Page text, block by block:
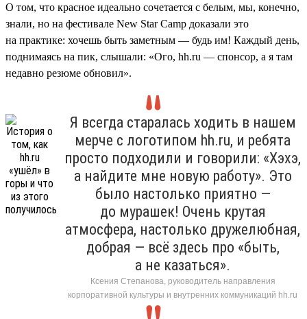
О том, что красное идеально сочетается с белым, мы, конечно,
знали, но на фестивале New Star Camp доказали это
на практике: хочешь быть заметным — будь им! Каждый день,
поднимаясь на пик, слышали: «Ого, hh.ru — спонсор, а я там
недавно резюме обновил».
Я всегда старалась ходить в нашем
мерче с логотипом hh.ru, и ребята
просто подходили и говорили: «Хэхэ,
а найдите мне новую работу». Это
было настолько приятно —
до мурашек! Очень крутая
атмосфера, настолько дружелюбная,
добрая — всё здесь про «быть,
а не казаться».
Ксения Степанова, руководитель направления
корпоративной культуры и внутренних коммуникаций hh.ru